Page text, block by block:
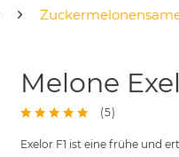
Melone
(5)
Exelor F1 ist eine frühe und